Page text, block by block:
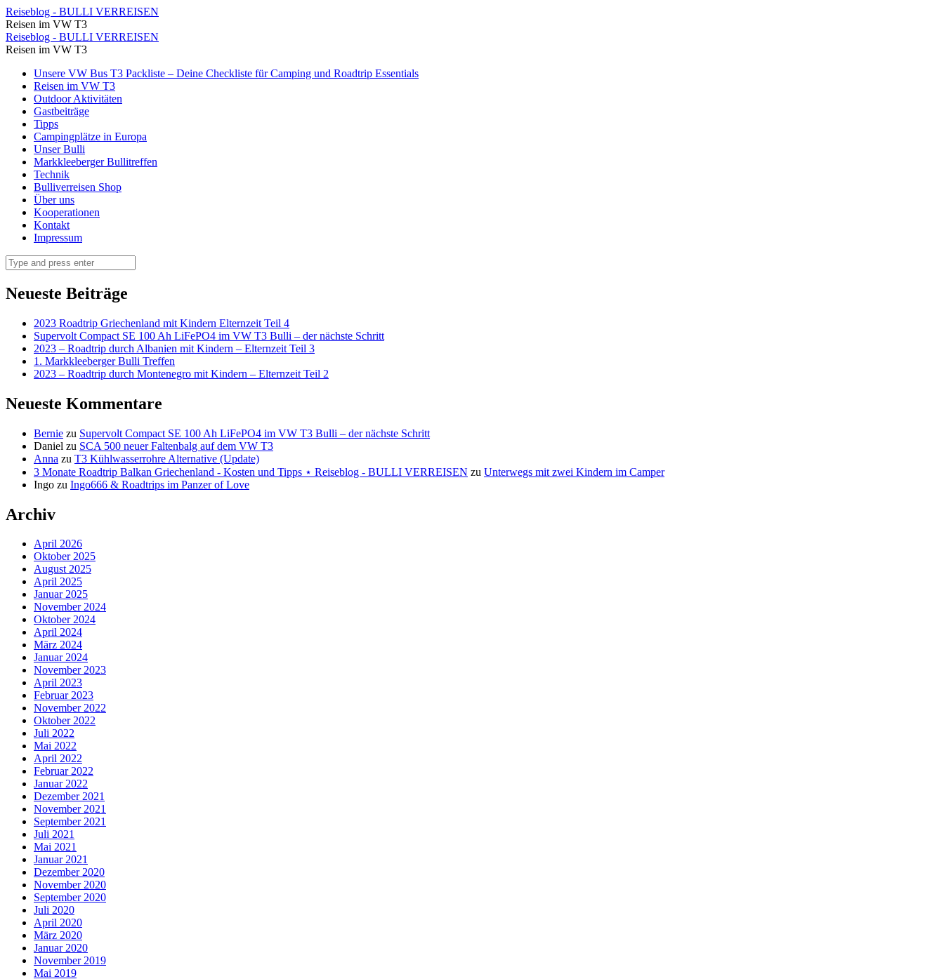
Ein
albanischer
Blutracheturm
Reiseblog
BULLI
VERREISEN
Reiseblog - BULLI VERREISEN
Reisen im VW T3
Ein
albanischer
Blutracheturm
Reiseblog
BULLI
VERREISEN
Reiseblog - BULLI VERREISEN
Reisen im VW T3
Skip
content
Unsere VW Bus T3 Packliste – Deine Checkliste für Camping und Roadtrip Essentials
Reisen im VW T3
Outdoor Aktivitäten
Gastbeiträge
Tipps
Campingplätze in Europa
Unser Bulli
Markkleeberger Bullitreffen
Technik
Bulliverreisen Shop
Über uns
Kooperationen
Kontakt
Impressum
Search
Neueste Beiträge
2023 Roadtrip Griechenland mit Kindern Elternzeit Teil 4
Supervolt Compact SE 100 Ah LiFePO4 im VW T3 Bulli – der nächste Schritt
2023 – Roadtrip durch Albanien mit Kindern – Elternzeit Teil 3
1. Markkleeberger Bulli Treffen
2023 – Roadtrip durch Montenegro mit Kindern – Elternzeit Teil 2
Neueste Kommentare
Bernie zu Supervolt Compact SE 100 Ah LiFePO4 im VW T3 Bulli – der nächste Schritt
Daniel zu SCA 500 neuer Faltenbalg auf dem VW T3
Anna zu T3 Kühlwasserrohre Alternative (Update)
3 Monate Roadtrip Balkan Griechenland - Kosten und Tipps ⋆ Reiseblog - BULLI VERREISEN zu Unterwegs mit zwei Kindern im Camper
Ingo zu Ingo666 & Roadtrips im Panzer of Love
Archiv
April 2026
Oktober 2025
August 2025
April 2025
Januar 2025
November 2024
Oktober 2024
April 2024
März 2024
Januar 2024
November 2023
April 2023
Februar 2023
November 2022
Oktober 2022
Juli 2022
Mai 2022
April 2022
Februar 2022
Januar 2022
Dezember 2021
November 2021
September 2021
Juli 2021
Mai 2021
Januar 2021
Dezember 2020
November 2020
September 2020
Juli 2020
April 2020
März 2020
Januar 2020
November 2019
Mai 2019